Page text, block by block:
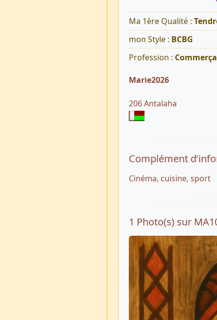
Ma 1ère Qualité :
mon Style : BCBG
Profession :
Marie2026
206 Antalaha
Complément
Cinéma, cuisine, sport
1 Photo(s) sur